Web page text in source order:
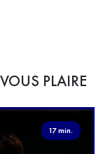
PLAIRE
17 min.